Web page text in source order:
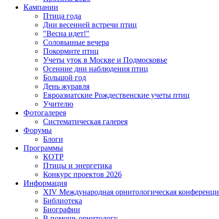
Кампании
Птица года
Дни весенней встречи птиц
"Весна идет!"
Соловьиные вечера
Покормите птиц
Учеты уток в Москве и Подмосковье
Осенние дни наблюдения птиц
Большой год
День журавля
Евроазиатские Рождественские учеты птиц
Учителю
Фотогалерея
Систематическая галерея
Форумы
Блоги
Программы
КОТР
Птицы и энергетика
Конкурс проектов 2026
Информация
XIV Международная орнитологическая
Библиотека
Биографии